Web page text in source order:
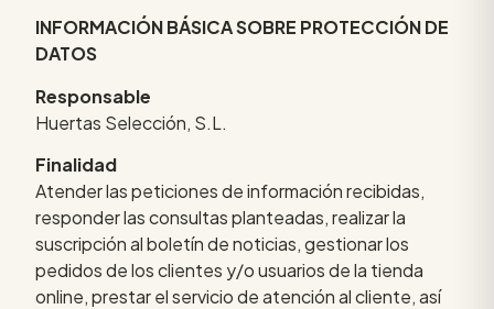
INFORMACIÓN BÁSICA SOBRE PROTECCIÓN DE
DATOS
Responsable
Huertas Selección, S.L.
Finalidad
Atender las peticiones de información recibidas,
responder las consultas planteadas, realizar la
suscripción al boletín de noticias, gestionar los
pedidos de los clientes y/o usuarios de la tienda
online, prestar el servicio de atención al cliente, así